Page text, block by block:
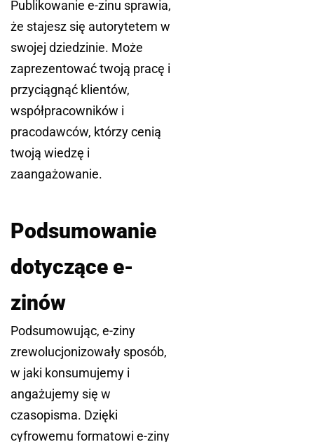
Publikowanie e-zinu sprawia,
że stajesz się autorytetem w
swojej dziedzinie. Może
zaprezentować twoją pracę i
przyciągnąć klientów,
współpracowników i
pracodawców, którzy cenią
twoją wiedzę i
zaangażowanie.
Podsumowanie
dotyczące e-
zinów
Podsumowując, e-ziny
zrewolucjonizowały sposób,
w jaki konsumujemy i
angażujemy się w
czasopisma. Dzięki
cyfrowemu formatowi e-ziny